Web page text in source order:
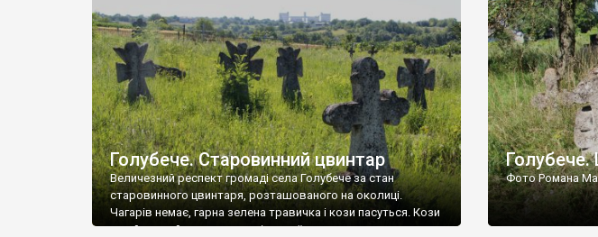
[…]
Голубече. Старовинний цвинтар
Величезний респект громаді села Голубече за стан
старовинного цвинтаря, розташованого на околиці.
Чагарів немає, гарна зелена травичка і кози пасуться. Кози
– найкращий регулятор шкідливої, для старих кладовищ,
Голубече.
Фото Романа